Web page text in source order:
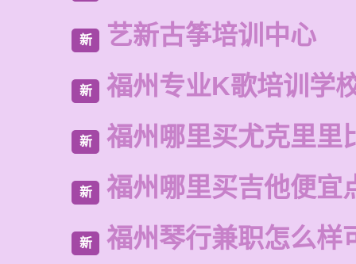
新 艺新古筝培训中心
新 福州专业K歌培训学
新 福州哪里买尤克里里
新 福州哪里买吉他便宜
新 福州琴行兼职怎么样